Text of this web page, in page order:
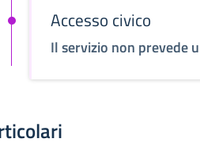
Accesso civico
Il servizio non prevede